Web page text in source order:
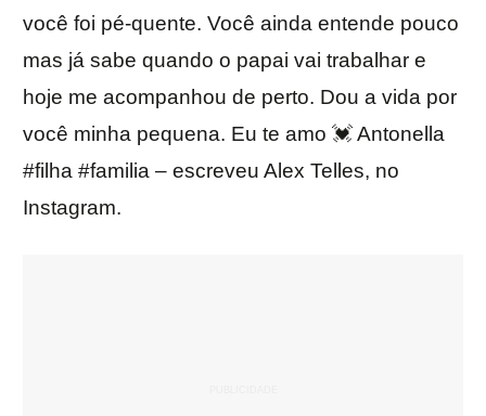
você foi pé-quente. Você ainda entende pouco
mas já sabe quando o papai vai trabalhar e
hoje me acompanhou de perto. Dou a vida por
você minha pequena. Eu te amo 💓 Antonella
#filha #familia – escreveu Alex Telles, no
Instagram.